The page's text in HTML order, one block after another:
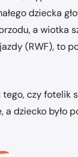
dziecka
a
(RWF), to
czy
a dziecko